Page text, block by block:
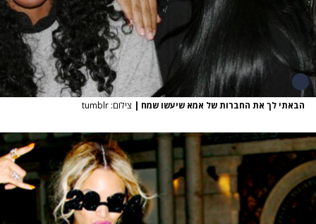
הבאתי לך את החברות של אמא שיעשו שמח | צילום: tumblr